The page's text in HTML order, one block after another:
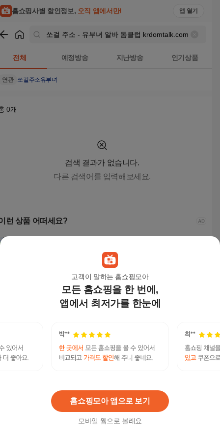
고객이 말하는 홈쇼핑모아
모든 홈쇼핑을 한 번에,
앱에서 최저가를 한눈에
홈쇼핑모아 앱으로 보기
모바일 웹으로 볼래요
홈쇼핑사별 할인정보, 오직 앱에서만! 앱 열기
전체 예정방송 지난방송 인기상품
연관 쏘걸주소유부녀
0개
검색 결과가 없습니다.
다른 검색어를 입력해보세요.
런 상품 어떠세요?
링클 끈나시 롱 원피
26TSP4023
원
리츠 끈 나시 롱 원피스
자체제작
17,400원
드 링클 끈나시 롱 원피
스 26TSP4023
9,900
피스
세
유부녀